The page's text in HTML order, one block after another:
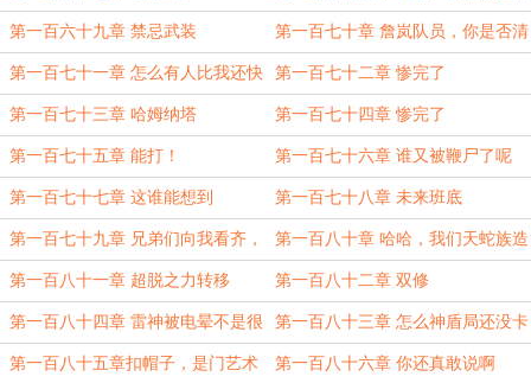
剧情的吗？
第一百六十九章 禁忌武装 第一百七十章 詹岚队员，你是否清
醒！
第一百七十一章 怎么有人比我还快 第一百七十二章 惨完了
第一百七十三章 哈姆纳塔 第一百七十四章 惨完了
第一百七十五章 能打！ 第一百七十六章 谁又被鞭尸了呢
第一百七十七章 这谁能想到 第一百七十八章 未来班底
第一百七十九章 兄弟们向我看齐，
我宣布个事——
第一百八十章 哈哈，我们天蛇族造
物是这样的
第一百八十一章 超脱之力转移
中.......
第一百八十二章 双修
第一百八十四章 雷神被电晕不是很
正常吗？
第一百八十三章 怎么神盾局还没卡
玛泰姬与时俱进
第一百八十五章扣帽子，是门艺术 第一百八十六章 你还真敢说啊